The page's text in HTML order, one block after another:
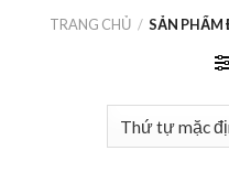
TRANG CHỦ / SẢN PHẨM